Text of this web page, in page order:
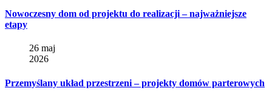
Nowoczesny dom od projektu do realizacji – najważniejsze
etapy
26 maj
2026
Przemyślany układ przestrzeni – projekty domów parterowych